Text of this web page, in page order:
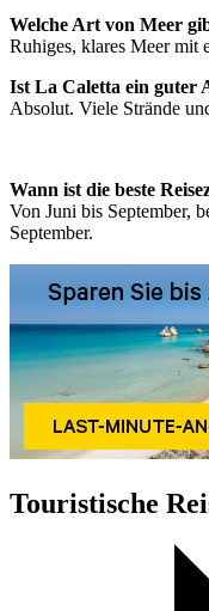
Welche Art von Meer
Ruhiges, klares Meer mit
Ist La Caletta ein guter
Absolut. Viele Strände
Wann ist die beste
Von Juni bis September,
September.
Touristische